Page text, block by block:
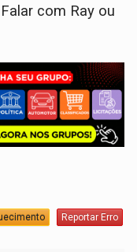
com Ray ou
Reportar Erro